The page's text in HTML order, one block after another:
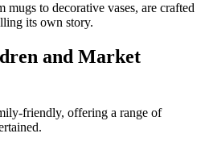
mugs to decorative vases, are crafted
its own story.
and Market
friendly, offering a range of